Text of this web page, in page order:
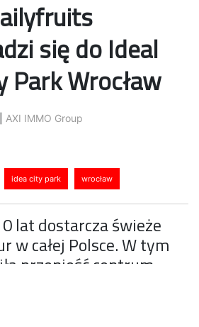
się do Ideal
Park Wrocław
AXI IMMO Group
idea city park wrocław
lat dostarcza świeże
w całej Polsce. W tym
przenieść centrum